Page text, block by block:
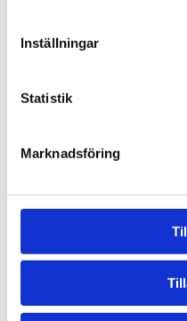
Inställningar
Statistik
Marknadsföring
Storstugor, ca 40kvm